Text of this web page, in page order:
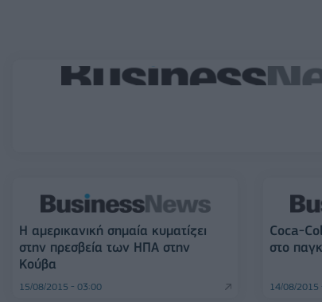
Η αμερικανική σημαία κυματίζει
στην πρεσβεία των ΗΠΑ στην
Κούβα
15/08/2015 - 03:00
Coca-
στο
14/08/2015